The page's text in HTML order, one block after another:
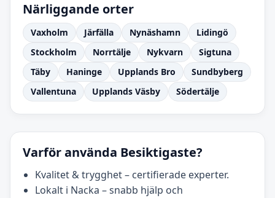
Närliggande orter
Vaxholm Järfälla Nynäshamn
Lidingö
Stockholm
Norrtälje Nykvarn
Sigtuna
Täby
Haninge Upplands Bro
Sundbyberg
Vallentuna
Upplands Väsby Södertälje
Varför använda Besiktigaste?
Kvalitet & trygghet – certifierade experter.
Lokalt i Nacka – snabb hjälp och